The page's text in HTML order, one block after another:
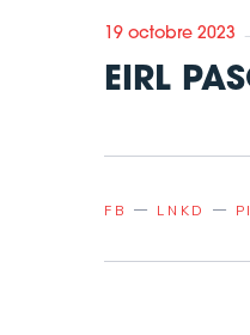
19 octobre 2023
EIRL
FB LNKD